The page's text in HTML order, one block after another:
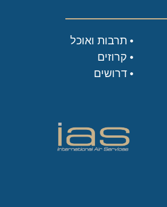
תרבות ואוכל
קרוזים
דרושים